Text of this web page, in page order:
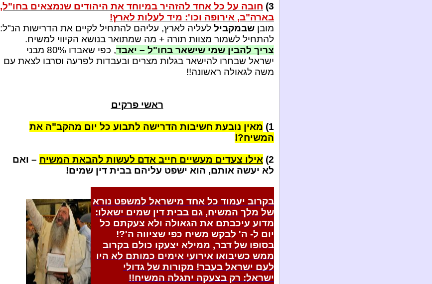
3) חובה על כל אחד להזהיר במיוחד את היהודים שנמצאים בחו"ל,
בארה"ב, אירופה וכו': מיד לעלות לארץ!
מובן שבמקביל לעליה לארץ, עליהם להתחיל לקיים את הדרישות הנ"ל:
להתחיל לשמור מצוות תורה + מה שמתואר בנושא הקיווי למשיח.
צריך להבין שמי שישאר בחו"ל – יאבד
, כפי שאבדו 80% מבני
ישראל שבחרו להישאר בגלות מצרים ובעבדות לפרעה וסרבו לצאת עם
משה לגאולה ראשונה!!
ראשי פרקים
1)
מאין נובעת חשיבות הדרישה לתבוע כל יום מהקב"ה את
המשיח?!
2) אילו צעדים מעשיים חייב אדם לעשות להבאת המשיח – ואם
לא יעשה אותם, הוא ישפט עליהם בבית דין שמים!
בקרוב יעמוד כל אחד מישראל למשפט נורא
של מלך המשיח, גם בבית דין שמים ישאלו:
מדוע עיכבתם את הגאולה ולא צעקתם כל
יום ל- ה' לבקש משיח כפי שציווה ה'?!
בסופו של דבר, ממילא יצעקו כולם בקרוב
ממש כשיבואו אירועי אימים כמותם לא היו
לעם ישראל בעבר! מקורות של גדולי
ישראל: רק בצעקה יתגלה המשיח!!